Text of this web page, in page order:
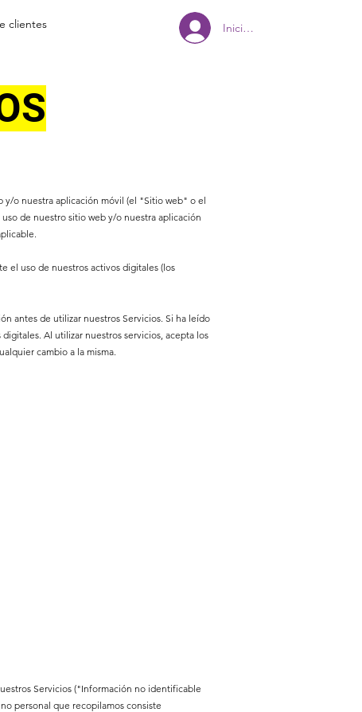
clientes Iniciar sesión
o nuestra aplicación móvil (el "Sitio web" o el
de nuestro sitio web y/o nuestra aplicación
el uso de nuestros activos digitales (los
antes de utilizar nuestros Servicios. Si ha leído
Al utilizar nuestros servicios, acepta los
cambio a la misma.
Servicios ("Información no identificable
personal que recopilamos consiste